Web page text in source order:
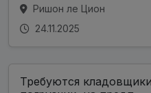
Ришон ле Цион
24.11.2025
Требуются